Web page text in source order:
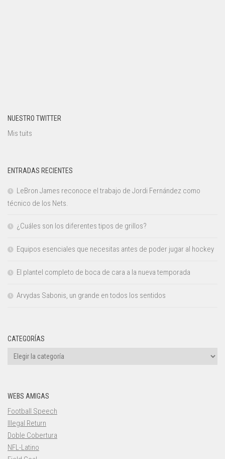
NUESTRO TWITTER
Mis tuits
ENTRADAS RECIENTES
LeBron James reconoce el trabajo de Jordi Fernández como
técnico de los Nets.
¿Cuáles son los diferentes tipos de grillos?
Equipos esenciales que necesitas antes de poder jugar al hockey
El plantel completo de boca de cara a la nueva temporada
Arvydas Sabonis, un grande en todos los sentidos
CATEGORÍAS
Categorías
WEBS AMIGAS
Football Speech
Illegal Return
Doble Cobertura
NFL-Latino